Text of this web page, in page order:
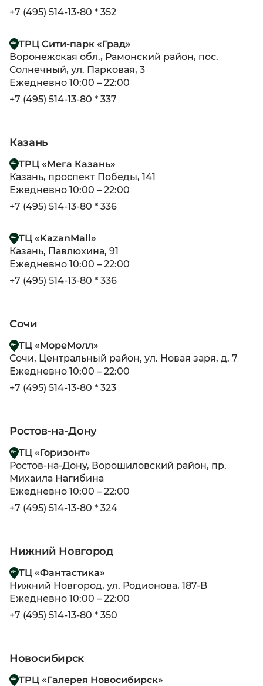
+7 (495) 514-13-80 * 352
ТРЦ Сити-парк «Град»
Воронежская обл., Рамонский район, пос.
Солнечный, ул. Парковая, 3
Ежедневно 10:00 – 22:00
+7 (495) 514-13-80 * 337
Казань
ТРЦ «Мега Казань»
Казань, проспект Победы, 141
Ежедневно 10:00 – 22:00
+7 (495) 514-13-80 * 336
ТЦ «KazanMall»
Казань, Павлюхина, 91
Ежедневно 10:00 – 22:00
+7 (495) 514-13-80 * 336
Сочи
ТЦ «МореМолл»
Сочи, Центральный район, ул. Новая заря, д. 7
Ежедневно 10:00 – 22:00
+7 (495) 514-13-80 * 323
Ростов-на-Дону
ТЦ «Горизонт»
Ростов-на-Дону, Ворошиловский район, пр.
Михаила Нагибина
Ежедневно 10:00 – 22:00
+7 (495) 514-13-80 * 324
Нижний Новгород
ТЦ «Фантастика»
Нижний Новгород, ул. Родионова, 187-B
Ежедневно 10:00 – 22:00
+7 (495) 514-13-80 * 350
Новосибирск
ТРЦ «Галерея Новосибирск»